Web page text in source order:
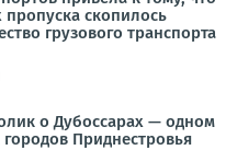
скопилось
грузового транспорта
о Дубоссарах — одном
Приднестровья